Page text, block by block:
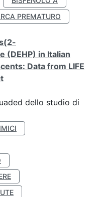
PREMATURO
(DEHP) in Italian
Data from LIFE
dello studio di